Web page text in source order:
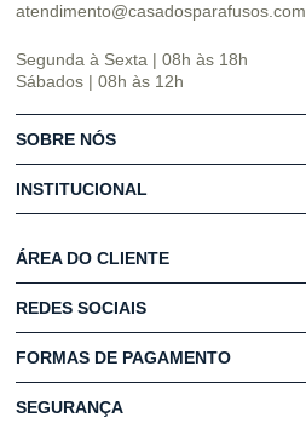
atendimento@casadosparafusos.com
Segunda à Sexta | 08h às 18h
Sábados | 08h às 12h
SOBRE NÓS
INSTITUCIONAL
ÁREA DO CLIENTE
REDES SOCIAIS
FORMAS DE PAGAMENTO
SEGURANÇA